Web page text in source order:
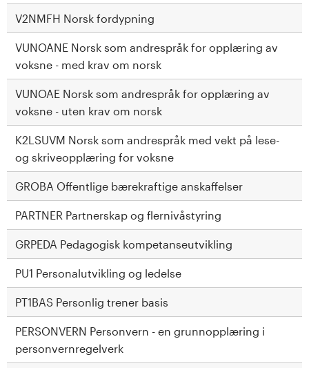
V2NMFH Norsk fordypning
VUNOANE Norsk som andrespråk for opplæring av
voksne - med krav om norsk
VUNOAE Norsk som andrespråk for opplæring av
voksne - uten krav om norsk
K2LSUVM Norsk som andrespråk med vekt på lese-
og skriveopplæring for voksne
GROBA Offentlige bærekraftige anskaffelser
PARTNER Partnerskap og flernivåstyring
GRPEDA Pedagogisk kompetanseutvikling
PU1 Personalutvikling og ledelse
PT1BAS Personlig trener basis
PERSONVERN Personvern - en grunnopplæring i
personvernregelverk